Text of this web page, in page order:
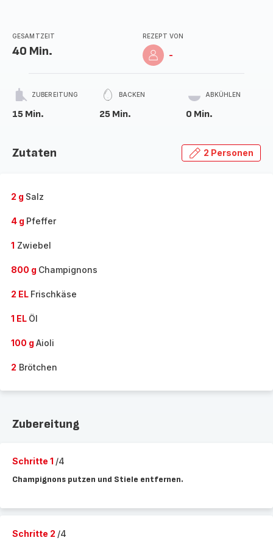
GESAMTZEIT
40 Min.
REZEPT VON
-
ZUBEREITUNG
15 Min.
BACKEN
25 Min.
ABKÜHLEN
0 Min.
Zutaten 2 Personen
2 g Salz
4 g Pfeffer
1 Zwiebel
800 g Champignons
2 EL Frischkäse
1 EL Öl
100 g Aioli
2 Brötchen
Zubereitung
Schritte 1 /4
Champignons putzen und Stiele entfernen.
Schritte 2 /4